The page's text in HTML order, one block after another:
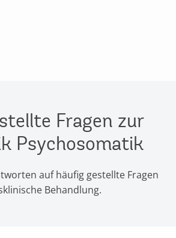
Fragen zur
Psychosomatik
auf häufig gestellte Fragen
Behandlung.